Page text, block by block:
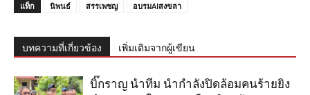
แท็ก นิพนธ์ สรรเพชญ อบรมAIสงขลา
บทความที่เกี่ยวข้อง เพิ่มเติมจากผู้เขียน
บิ๊กราญ นำทีม นำกำลังปิดล้อมคนร้ายยิง